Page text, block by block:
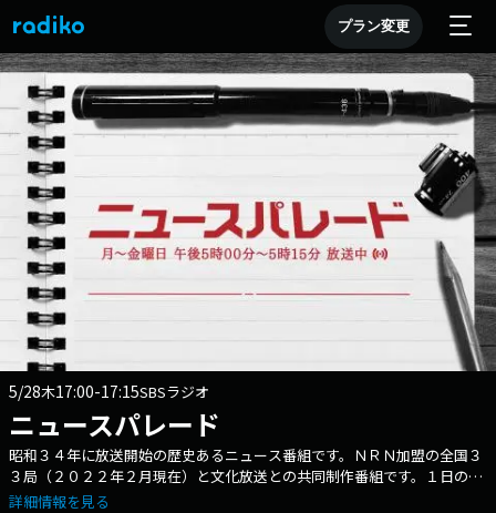
プラン変更
5/28木17:00-17:15SBSラジオ
ニュースパレード
昭和３４年に放送開始の歴史あるニュース番組です。ＮＲＮ加盟の全国３
３局（２０２２年２月現在）と文化放送との共同制作番組です。１日の動
きを、ラジオの武器である「実音」にこだわりながら伝えます。各局制作
詳細情報を見る